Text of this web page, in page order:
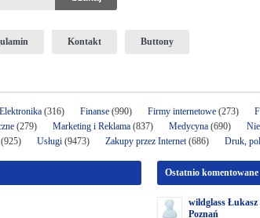
Kontakt Buttony
Elektronika (316) Finanse (990) Firmy internetowe (273)
(279) Marketing i Reklama (837) Medycyna (690)
Usługi (9473) Zakupy przez Internet(686) Druk,
Ostatnio
wildglass Łukasz
Poznań